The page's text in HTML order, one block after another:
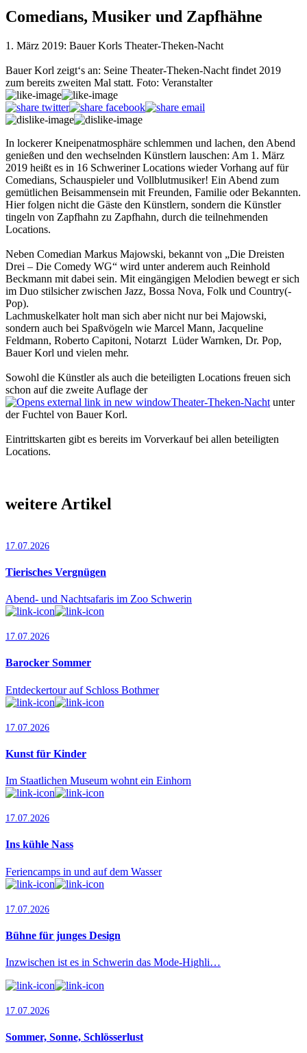
Comedians, Musiker und Zapfhähne
1. März 2019: Bauer Korls Theater-Theken-Nacht
Bauer Korl zeigt‘s an: Seine Theater-Theken-Nacht findet 2019
zum bereits zweiten Mal statt. Foto: Veranstalter
In lockerer Kneipenatmosphäre schlemmen und lachen, den Abend
genießen und den wechselnden Künstlern lauschen: Am 1. März
2019 heißt es in 16 Schweriner Locations wieder Vorhang auf für
Comedians, Schauspieler und Vollblutmusiker! Ein Abend zum
gemütlichen Beisammensein mit Freunden, Familie oder Bekannten.
Hier folgen nicht die Gäste den Künstlern, sondern die Künstler
tingeln von Zapfhahn zu Zapfhahn, durch die teilnehmenden
Locations.
Neben Comedian Markus Majowski, bekannt von „Die Dreisten
Drei – Die Comedy WG“ wird unter anderem auch Reinhold
Beckmann mit dabei sein. Mit eingängigen Melodien bewegt er sich
im Duo stilsicher zwischen Jazz, Bossa Nova, Folk und Country(-
Pop).
Lachmuskelkater holt man sich aber nicht nur bei Majowski,
sondern auch bei Spaßvögeln wie Marcel Mann, Jacqueline
Feldmann, Roberto Capitoni, Notarzt Lüder Warnken, Dr. Pop,
Bauer Korl und vielen mehr.
Sowohl die Künstler als auch die beteiligten Locations freuen sich
schon auf die zweite Auflage der
Theater-Theken-Nacht unter
der Fuchtel von Bauer Korl.
Eintrittskarten gibt es bereits im Vorverkauf bei allen beteiligten
Locations.
weitere Artikel
17.07.2026
Tierisches Vergnügen
Abend- und Nachtsafaris im Zoo Schwerin
17.07.2026
Barocker Sommer
Entdeckertour auf Schloss Bothmer
17.07.2026
Kunst für Kinder
Im Staatlichen Museum wohnt ein Einhorn
17.07.2026
Ins kühle Nass
Feriencamps in und auf dem Wasser
17.07.2026
Bühne für junges Design
Inzwischen ist es in Schwerin das Mode-Highli…
17.07.2026
Sommer, Sonne, Schlösserlust